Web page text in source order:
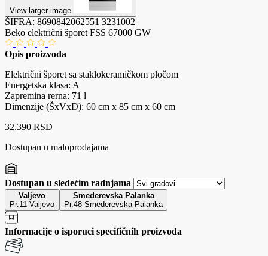
View larger image
ŠIFRA: 8690842062551 3231002
Beko električni šporet FSS 67000 GW
Opis proizvoda
Električni šporet sa staklokeramičkom pločom
Energetska klasa: A
Zapremina rerna: 71 l
Dimenzije (ŠxVxD): 60 cm x 85 cm x 60 cm
32.390 RSD
Dostupan u maloprodajama
Dostupan u sledećim radnjama
Valjevo
Pr.11 Valjevo
Smederevska Palanka
Pr.48 Smederevska Palanka
Informacije o isporuci specifičnih proizvoda